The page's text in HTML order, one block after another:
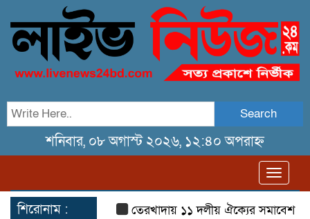
Search
শনিবার, ০৮ অগাস্ট ২০২৬, ১২:৪০ অপরাহ্ন
শিরোনাম : তেরখাদায় ১১ দলীয় ঐক্যের সমাবেশ ও গণ